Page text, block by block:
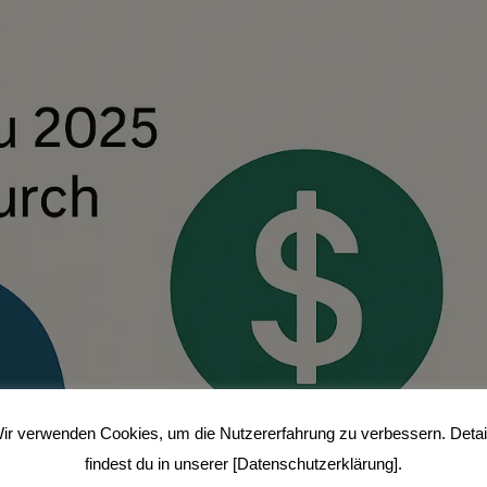
verwenden Cookies, um die Nutzererfahrung zu verbessern.
findest du in unserer [Datenschutzerklärung].